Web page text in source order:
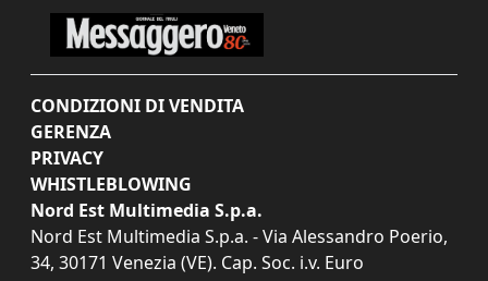
CONDIZIONI DI VENDITA
GERENZA
PRIVACY
WHISTLEBLOWING
Nord Est Multimedia S.p.a.
Nord Est Multimedia S.p.a. - Via Alessandro Poerio,
34, 30171 Venezia (VE). Cap. Soc. i.v. Euro